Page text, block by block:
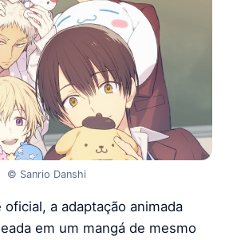
© Sanrio Danshi
a adaptação animada
em um mangá de mesmo